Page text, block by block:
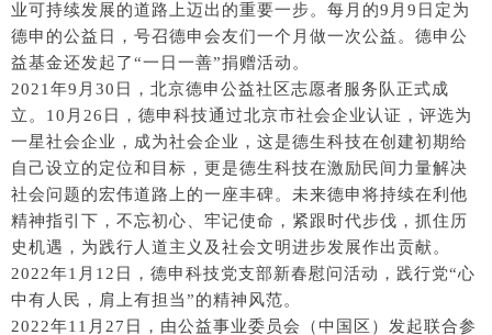
业可持续发展的道路上迈出的重要一步。每月的9月9日定为
德申的公益日，号召德申会友们一个月做一次公益。德申公
益基金还发起了“一日一善”捐赠活动。
2021年9月30日，北京德申公益社区志愿者服务队正式成
立。10月26日，德申科技通过北京市社会企业认证，评选为
一星社会企业，成为社会企业，这是德生科技在创建初期给
自己设立的定位和目标，更是德生科技在激励民间力量解决
社会问题的宏伟道路上的一座丰碑。未来德申将持续在利他
精神指引下，不忘初心、牢记使命，紧跟时代步伐，抓住历
史机遇，为践行人道主义及社会文明进步发展作出贡献。
2022年1月12日，德申科技党支部新春慰问活动，践行党“心
中有人民，肩上有担当”的精神风范。
2022年11月27日，由公益事业委员会（中国区）发起联合参